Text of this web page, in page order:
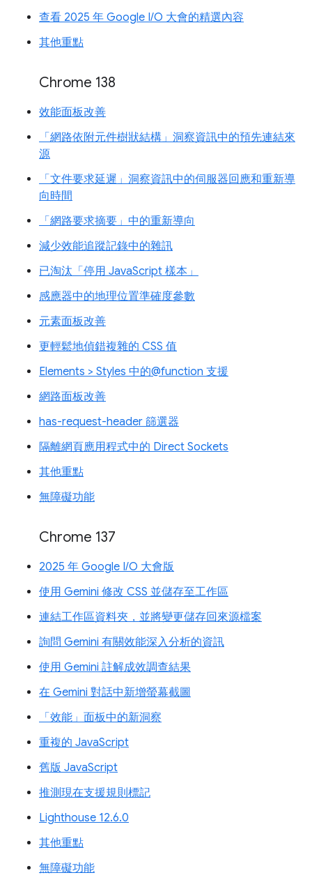
查看 2025 年 Google I/O 大會的精選內容
其他重點
Chrome 138
效能面板改善
「網路依附元件樹狀結構」洞察資訊中的預先連結來
源
「文件要求延遲」洞察資訊中的伺服器回應和重新導
向時間
「網路要求摘要」中的重新導向
減少效能追蹤記錄中的雜訊
已淘汰「停用 JavaScript 樣本」
感應器中的地理位置準確度參數
元素面板改善
更輕鬆地偵錯複雜的 CSS 值
Elements > Styles 中的@function 支援
網路面板改善
has-request-header 篩選器
隔離網頁應用程式中的 Direct Sockets
其他重點
無障礙功能
Chrome 137
2025 年 Google I/O 大會版
使用 Gemini 修改 CSS 並儲存至工作區
連結工作區資料夾，並將變更儲存回來源檔案
詢問 Gemini 有關效能深入分析的資訊
使用 Gemini 註解成效調查結果
在 Gemini 對話中新增螢幕截圖
「效能」面板中的新洞察
重複的 JavaScript
舊版 JavaScript
推測現在支援規則標記
Lighthouse 12.6.0
其他重點
無障礙功能